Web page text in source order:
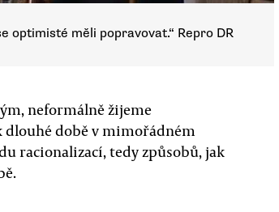
optimisté měli popravovat.“ Repro DR
neformálně žijeme
dlouhé době v mimořádném
racionalizací, tedy způsobů, jak